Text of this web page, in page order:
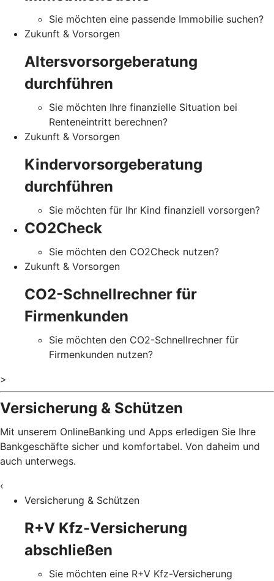
Sie möchten eine passende Immobilie suchen?
Zukunft & Vorsorgen
Altersvorsorgeberatung
durchführen
Sie möchten Ihre finanzielle Situation bei
Renteneintritt berechnen?
Zukunft & Vorsorgen
Kindervorsorgeberatung
durchführen
Sie möchten für Ihr Kind finanziell vorsorgen?
CO2Check
Sie möchten den CO2Check nutzen?
Zukunft & Vorsorgen
CO2-Schnellrechner für
Firmenkunden
Sie möchten den CO2-Schnellrechner für
Firmenkunden nutzen?
>
Versicherung & Schützen
Mit unserem OnlineBanking und Apps erledigen Sie Ihre
Bankgeschäfte sicher und komfortabel. Von daheim und
auch unterwegs.
‹
Versicherung & Schützen
R+V Kfz-Versicherung
abschließen
Sie möchten eine R+V Kfz-Versicherung